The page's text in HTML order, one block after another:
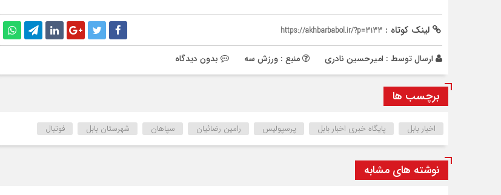
لینک کوتاه : https://akhbarbabol.ir/?p=3133
ارسال توسط : امیرحسین نادری منبع : ورزش سه بدون دیدگاه
برچسب ها
اخبار بابل پایگاه خبری اخبار بابل پرسپولیس رامین رضائیان سپاهان شهرستان بابل فوتبال
نوشته های مشابه